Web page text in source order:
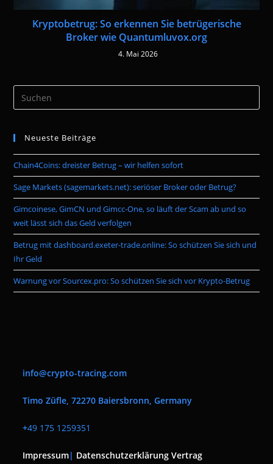
Kryptobetrug: So erkennen Sie betrügerische
Broker wie Quantumluvox.org
4. Mai 2026
the
Neueste Beiträge
Chain4Coins: dreister Betrug – wir helfen sofort
Sage Markets (sagemarkets.net): seriöser Broker oder Betrug?
Gimcoinese, GimCN und Gimcc-One, so läuft der Scam ab und so
weit lässt sich das Geld verfolgen
Betrug mit dashboard.exeter-trade.online: So schützen Sie sich und
Ihr Geld
Warnung vor Sourcex.pro: So schützen Sie sich vor Krypto-Betrug
info@crypto-tracing.com
Timo Züfle, 72270 Baiersbronn, Germany
+49 175 1259351
Impressum| Datenschutzerklärung Vertrag